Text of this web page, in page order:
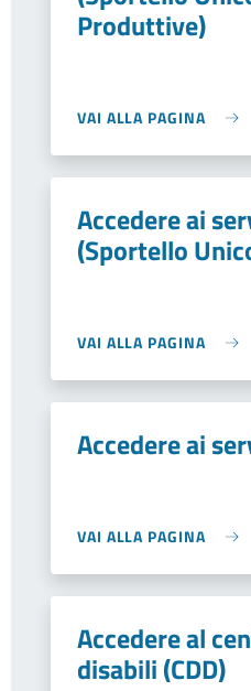
Produttive)
VAI ALLA PAGINA
Accedere ai
(Sportello
VAI ALLA PAGINA
Accedere ai
VAI ALLA PAGINA
Accedere al
disabili (CDD)